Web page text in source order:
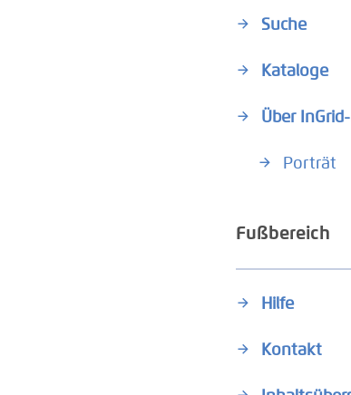
Suche
Kataloge
Über
Porträt
Fußbereich
Hilfe
Kontakt